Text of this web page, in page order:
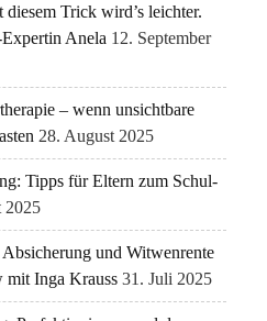
Trick wird’s leichter.
Anela 12. September
– wenn unsichtbare
28. August 2025
Tipps für Eltern zum Schul-
2025
und Witwenrente
mit Inga Krauss 31. Juli 2025